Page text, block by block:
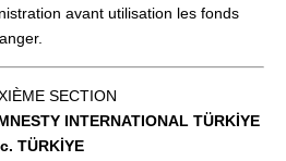
avant utilisation les fonds
SECTION
INTERNATIONAL TÜRKİYE
c. TÜRKİYE